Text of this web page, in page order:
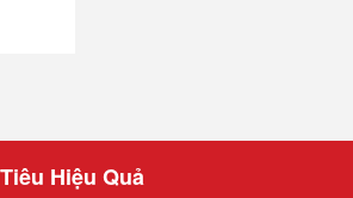
Hiệu Quả